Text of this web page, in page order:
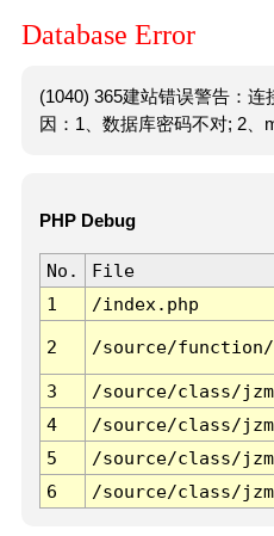
Database Error
(1040) 365建站错误警告：
因：1、数据库密码不对; 2、
PHP Debug
No. File
1
/index.php
2 /source/function/
3 /source/class/
4
/source/class/
5
/source/class/
6
/source/class/